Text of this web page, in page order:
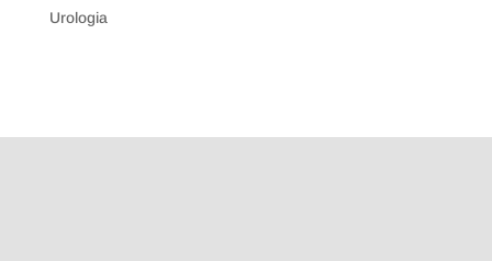
Urologia